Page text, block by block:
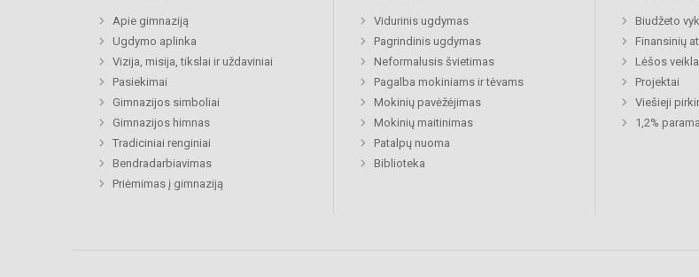
Apie gimnaziją
Ugdymo aplinka
Vizija, misija, tikslai ir uždaviniai
Pasiekimai
Gimnazijos simboliai
Gimnazijos himnas
Tradiciniai renginiai
Bendradarbiavimas
Priėmimas į gimnaziją
Vidurinis ugdymas
Pagrindinis ugdymas
Neformalusis švietimas
Pagalba mokiniams ir tėvams
Mokinių pavėžėjimas
Mokinių maitinimas
Patalpų nuoma
Biblioteka
Biudžeto
Finansinių
Lėšos
Projektai
Viešieji
1,2% parama